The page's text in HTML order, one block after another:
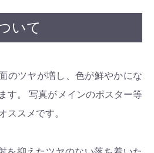
いて
のツヤが増し、色が鮮やかにな
す。 写真がメインのポスター等
ススメです。